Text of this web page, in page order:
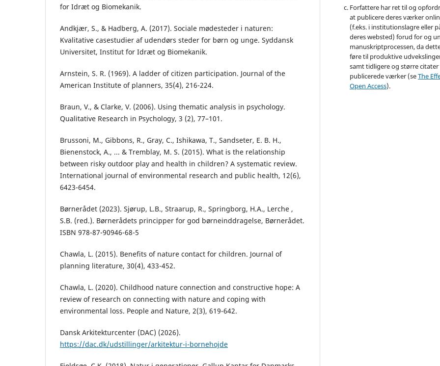
for Idræt og Biomekanik.
Andkjær, S., & Hadberg, A. (2017). Sociale mødesteder i naturen:
Kvalitative casestudier af udendørs steder for børn og unge. Syddansk
Universitet, Institut for Idræt og Biomekanik.
Arnstein, S. R. (1969). A ladder of citizen participation. Journal of the
American Institute of planners, 35(4), 216-224.
Braun, V., & Clarke, V. (2006). Using thematic analysis in psychology.
Qualitative Research in Psychology, 3 (2), 77–101.
Brussoni, M., Gibbons, R., Gray, C., Ishikawa, T., Sandseter, E. B. H.,
Bienenstock, A., ... & Tremblay, M. S. (2015). What is the relationship
between risky outdoor play and health in children? A systematic review.
International journal of environmental research and public health, 12(6),
6423-6454.
Børnerådet (2023). Sjørup, L.B., Straarup, R., Springborg, H.A., Lerche ,
S.B. (red.). Børnerådets principper for god børneinddragelse, Børnerådet.
ISBN 978-87-90946-68-5
Chawla, L. (2015). Benefits of nature contact for children. Journal of
planning literature, 30(4), 433-452.
Chawla, L. (2020). Childhood nature connection and constructive hope: A
review of research on connecting with nature and coping with
environmental loss. People and Nature, 2(3), 619-642.
Dansk Arkitekturcenter (DAC) (2026).
https://dac.dk/udstillinger/arkitektur-i-bornehojde
Forfattere har ret til og
at publicere deres værker
(f.eks. i institutionslagre eller
deres websted) forud for og
manuskriptprocessen, da
føre til produktive
samt tidligere og større citater
publicerede værker (seThe
Open Access).